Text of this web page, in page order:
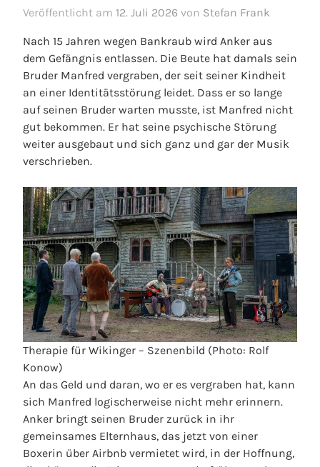
Veröffentlicht am 12. Juli 2026 von Stefan Frank
Nach 15 Jahren wegen Bankraub wird Anker aus
dem Gefängnis entlassen. Die Beute hat damals sein
Bruder Manfred vergraben, der seit seiner Kindheit
an einer Identitätsstörung leidet. Dass er so lange
auf seinen Bruder warten musste, ist Manfred nicht
gut bekommen. Er hat seine psychische Störung
weiter ausgebaut und sich ganz und gar der Musik
verschrieben.
Therapie für Wikinger – Szenenbild (Photo: Rolf
Konow)
An das Geld und daran, wo er es vergraben hat, kann
sich Manfred logischerweise nicht mehr erinnern.
Anker bringt seinen Bruder zurück in ihr
gemeinsames Elternhaus, das jetzt von einer
Boxerin über Airbnb vermietet wird, in der Hoffnung,